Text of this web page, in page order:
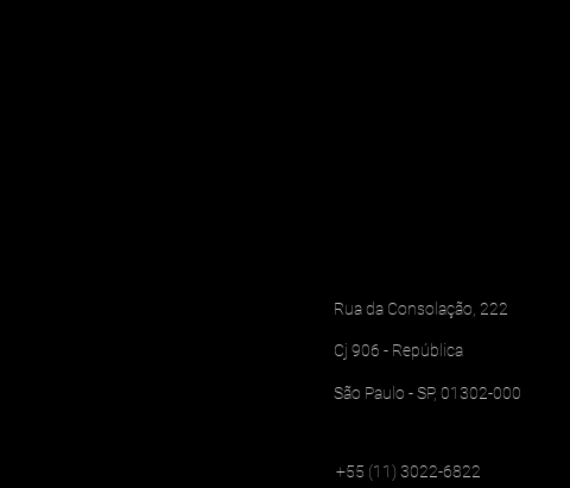
Rua da Consolação, 222
Cj 906 - República
São Paulo - SP, 01302-000
+55 (11) 3022-6822